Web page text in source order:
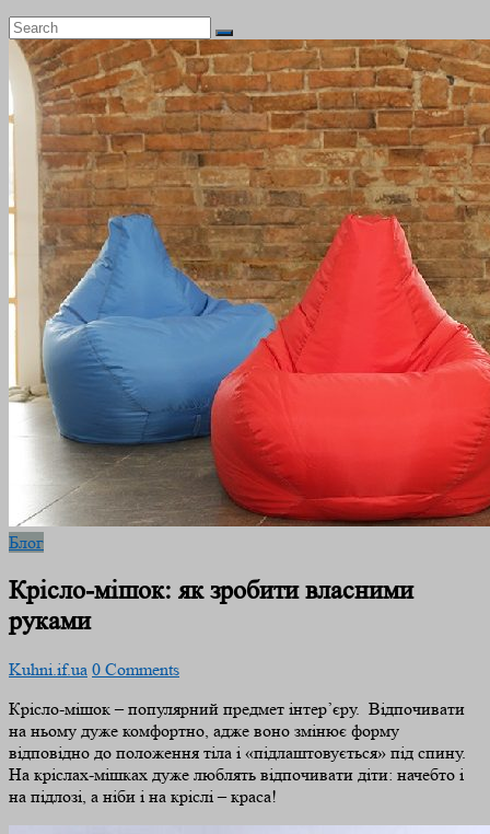
Блог
Крісло-мішок: як зробити власними
руками
Kuhni.if.ua 0 Comments
Крісло-мішок – популярний предмет інтер’єру. Відпочивати
на ньому дуже комфортно, адже воно змінює форму
відповідно до положення тіла і «підлаштовується» під спину.
На кріслах-мішках дуже люблять відпочивати діти: начебто і
на підлозі, а ніби і на кріслі – краса!